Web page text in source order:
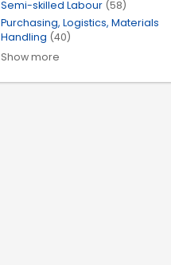
Semi-skilled Labour (58)
Purchasing, Logistics, Materials
Handling (40)
Show more